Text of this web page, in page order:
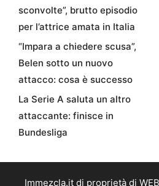
sconvolte”, brutto episodio
per l’attrice amata in Italia
“Impara a chiedere scusa”,
Belen sotto un nuovo
attacco: cosa è successo
La Serie A saluta un altro
attaccante: finisce in
Bundesliga
Immezcla.it di proprietà di